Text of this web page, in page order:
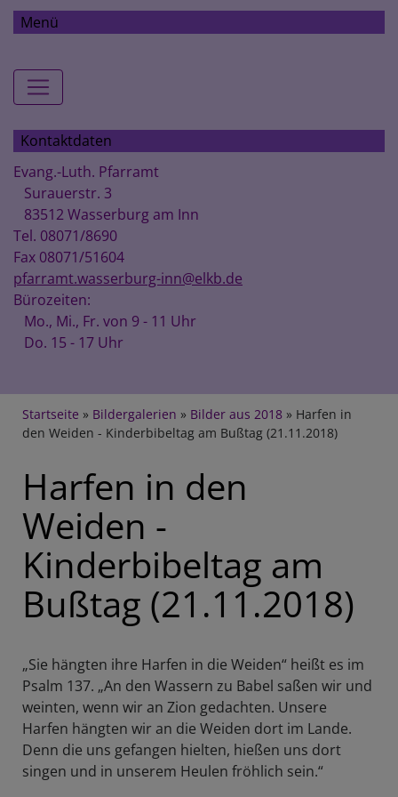
Menü
Hauptnavigation
Kontaktdaten
Evang.-Luth. Pfarramt
Surauerstr. 3
83512 Wasserburg am Inn
Tel. 08071/8690
Fax 08071/51604
pfarramt.wasserburg-inn@elkb.de
Bürozeiten:
Mo., Mi., Fr. von 9 - 11 Uhr
Do. 15 - 17 Uhr
Breadcrumb
Startseite Bildergalerien Bilder aus 2018
Harfen in
den Weiden - Kinderbibeltag am Bußtag (21.11.2018)
Harfen in den
Weiden -
Kinderbibeltag am
Bußtag (21.11.2018)
„Sie hängten ihre Harfen in die Weiden“ heißt es im
Psalm 137. „An den Wassern zu Babel saßen wir und
weinten, wenn wir an Zion gedachten. Unsere
Harfen hängten wir an die Weiden dort im Lande.
Denn die uns gefangen hielten, hießen uns dort
singen und in unserem Heulen fröhlich sein.“